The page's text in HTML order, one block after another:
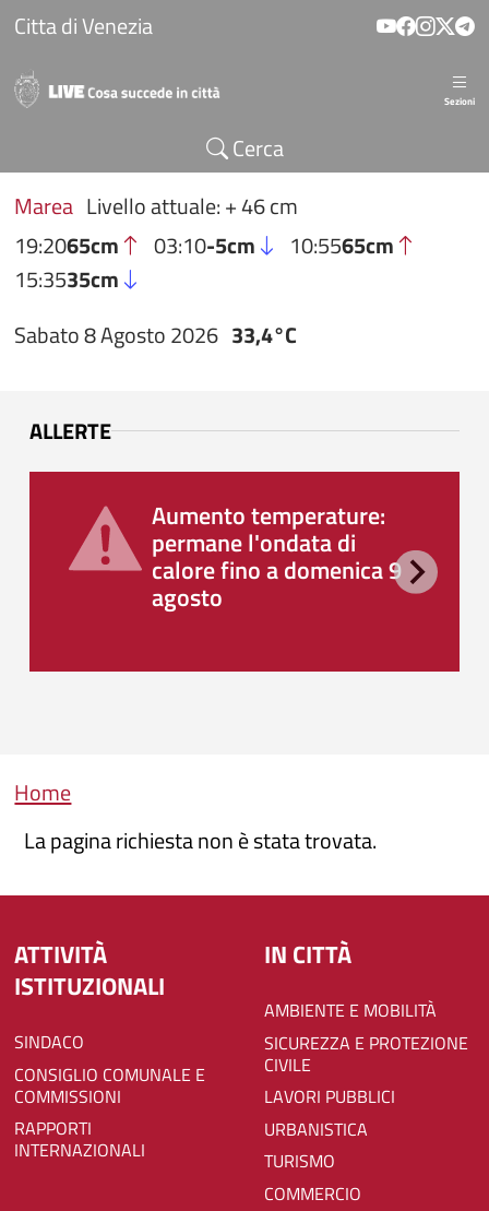
Salta al contenuto principale
Citta di Venezia
Sezioni
Cerca
Marea Livello attuale: + 46 cm
19:2065cm 03:10-5cm 10:5565cm
15:3535cm
Sabato 8 Agosto 2026 33,4°C
ALLERTE
Aumento temperature:
permane l'ondata di
calore fino a domenica 9
agosto
Briciole di pane
Home
La pagina richiesta non è stata trovata.
ATTIVITÀ
ISTITUZIONALI
SINDACO
CONSIGLIO COMUNALE E
COMMISSIONI
RAPPORTI
INTERNAZIONALI
IN CITTÀ
AMBIENTE E MOBILITÀ
SICUREZZA E PROTEZIONE
CIVILE
LAVORI PUBBLICI
URBANISTICA
TURISMO
COMMERCIO